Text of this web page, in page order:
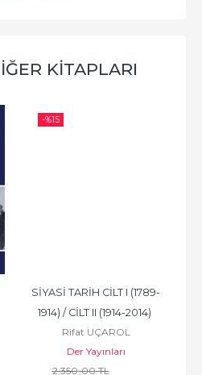
KITAPLARI
-%15
SİYASİ TARİH CİLT I (1789-
1914) / CİLT II (1914-2014)
TAKIM
Rifat UÇAROL
Der Yayınları
2.350,00TL